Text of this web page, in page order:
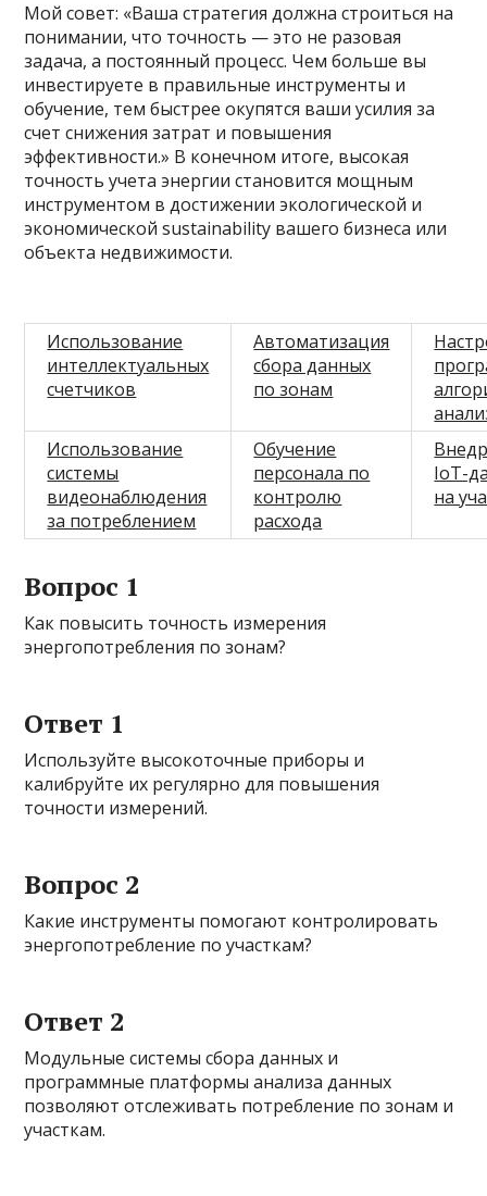
Мой совет: «Ваша стратегия должна строиться на
понимании, что точность — это не разовая
задача, а постоянный процесс. Чем больше вы
инвестируете в правильные инструменты и
обучение, тем быстрее окупятся ваши усилия за
счет снижения затрат и повышения
эффективности.» В конечном итоге, высокая
точность учета энергии становится мощным
инструментом в достижении экологической и
экономической sustainability вашего бизнеса или
объекта недвижимости.
Использование
интеллектуальных
счетчиков
Автоматизация
сбора данных
по зонам
Использование
системы
видеонаблюдения
за потреблением
Обучение
персонала по
контролю
расхода
IoT-
на
Вопрос 1
Как повысить точность измерения
энергопотребления по зонам?
Ответ 1
Используйте высокоточные приборы и
калибруйте их регулярно для повышения
точности измерений.
Вопрос 2
Какие инструменты помогают контролировать
энергопотребление по участкам?
Ответ 2
Модульные системы сбора данных и
программные платформы анализа данных
позволяют отслеживать потребление по зонам и
участкам.